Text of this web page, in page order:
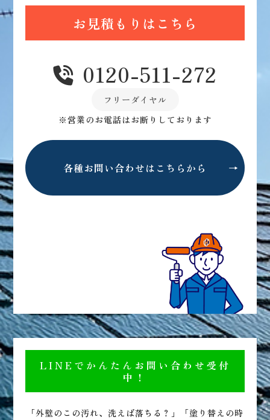
お見積もりはこちら
0120-511-272
フリーダイヤル
※営業のお電話はお断りしております
各種お問い合わせはこちらから
LINEでかんたんお問い合わせ受付
中！
「外壁のこの汚れ、洗えば落ちる？」「塗り替えの時